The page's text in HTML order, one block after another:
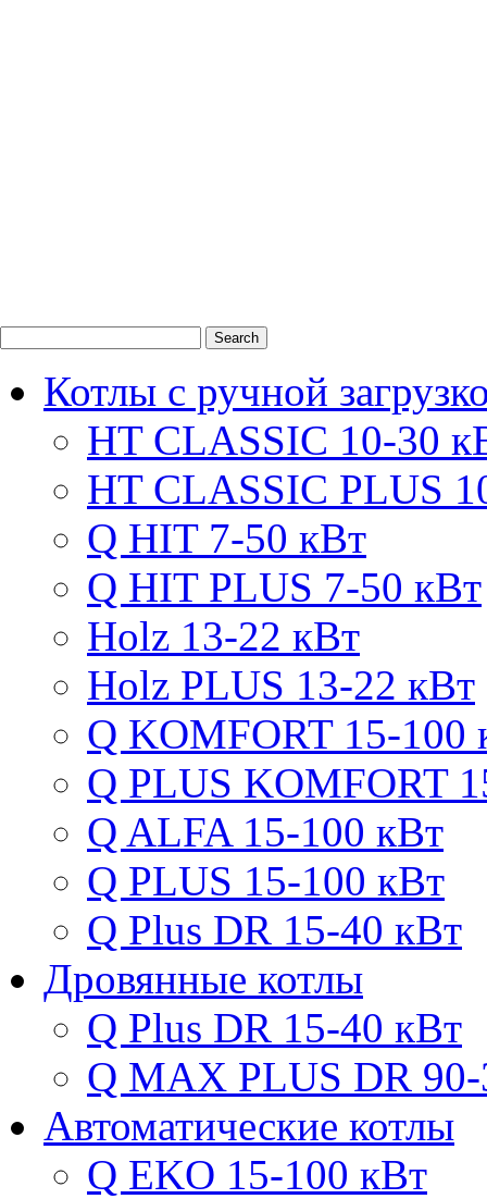
Котлы с ручной
HT CLASSIC 10-30
HT CLASSIC PLUS
Q HIT 7-50 кВт
Q HIT PLUS 7-50 кВт
Holz 13-22 кВт
Holz PLUS 13-22 кВт
Q KOMFORT 15-100
Q PLUS KOMFORT
Q ALFA 15-100 кВт
Q PLUS 15-100 кВт
Q Plus DR 15-40 кВт
Дровянные котлы
Q Plus DR 15-40 кВт
Q MAX PLUS DR
Автоматические котлы
Q EKO 15-100 кВт